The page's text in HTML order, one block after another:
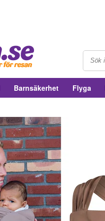
Barnsäkerhet Flyga